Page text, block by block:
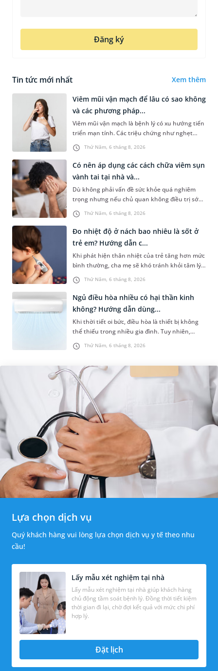
Đăng ký
Tin tức mới nhất Xem thêm
Thứ Năm, 6 tháng 8, 2026
Viêm mũi vận mạch để lâu có sao không
và các phương pháp...
Viêm mũi vận mạch là bệnh lý có xu hướng tiến
triển mạn tính. Các triệu chứng như nghẹt
mũi, chảy nước mũi thường xuyên khiến người
bệnh khó chịu. Tuy nhiên,...
Thứ Năm, 6 tháng 8, 2026
Có nên áp dụng các cách chữa viêm sụn
vành tai tại nhà và...
Dù không phải vấn đề sức khỏe quá nghiêm
trọng nhưng nếu chủ quan không điều trị sớm,
người bệnh có thể phải đối mặt với một số biến
chứng. Nếu chưa xuất hiệ...
Thứ Năm, 6 tháng 8, 2026
Đo nhiệt độ ở nách bao nhiêu là sốt ở
trẻ em? Hướng dẫn c...
Khi phát hiện thân nhiệt của trẻ tăng hơn mức
bình thường, cha mẹ sẽ khó tránh khỏi tâm lý
lo lắng. Tuy nhiên, không phải ai cũng biết đo
nhiệt độ ở nách bao...
Thứ Năm, 6 tháng 8, 2026
Ngủ điều hòa nhiều có hại thần kinh
không? Hướng dẫn dùng...
Khi thời tiết oi bức, điều hòa là thiết bị không
thể thiếu trong nhiều gia đình. Tuy nhiên,
nhiều người lo ngại rằng việc ngủ trong phòng
điều hòa mỗi đêm có...
Lựa chọn dịch vụ
Quý khách hàng vui lòng lựa chọn dịch vụ y tế theo nhu
cầu!
Lấy mẫu xét nghiệm tại nhà
Lấy mẫu xét nghiệm tại nhà giúp khách hàng
chủ động tầm soát bệnh lý. Đồng thời tiết kiệm
thời gian đi lại, chờ đợi kết quả với mức chi phí
hợp lý.
Đặt lịch